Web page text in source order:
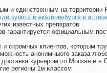
и единственным на территории
купить в екатеринбурге в аптеке
известных препаратов
гарантируется официальным
скромных клиентов, которым
анонимныого заказа
курьером по Москве и в
регионы 1м классом